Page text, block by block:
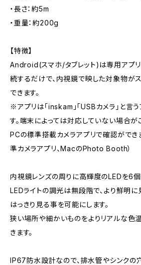
・長さ：約5m
・重量：約200g
【特徴】
Android(スマホ/タブレット)は専用アプリ
続するだけで、内視鏡で映した対象物が
できます。
※アプリは「inskam」「USBカメラ」と言
す。端末によっては対応していない場合が
PCの標準搭載カメラアプリで確認ができ
準カメラアプリ、MacのPhoto Booth）
内視鏡レンズの周りに高輝度のLEDを6個
LEDライトの調光は無段階で、より鮮明に
はっきり見る事を可能にします。
狭い場所や細かいものをよりリアルな色
きます。
IP67防水設計なので、排水管やシンクの